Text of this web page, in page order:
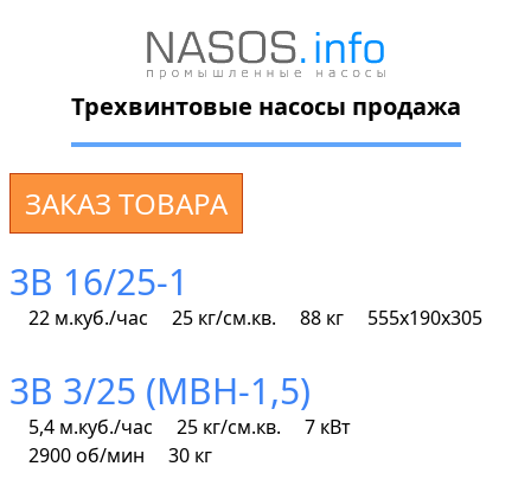
Трехвинтовые насосы продажа
ЗАКАЗ ТОВАРА
3В 16/25-1
22 м.куб./час 25 кг/см.кв. 88 кг 555х190х305
3В 3/25 (МВН-1,5)
5,4 м.куб./час 25 кг/см.кв.
7 кВт
2900 об/мин
30 кг